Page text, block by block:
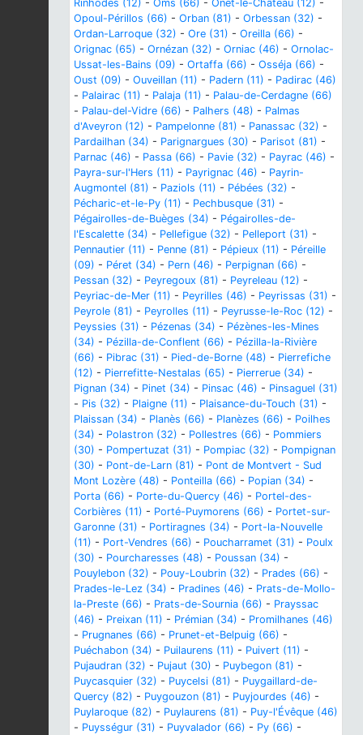
Rinhodes (12) - Oms (66) - Onet-le-Château (12) -
Opoul-Périllos (66) - Orban (81) - Orbessan (32) -
Ordan-Larroque (32) - Ore (31) - Oreilla (66) -
Orignac (65) - Ornézan (32) - Orniac (46) - Ornolac-
Ussat-les-Bains (09) - Ortaffa (66) - Osséja (66) -
Oust (09) - Ouveillan (11) - Padern (11) - Padirac (46)
- Palairac (11) - Palaja (11) - Palau-de-Cerdagne (66)
- Palau-del-Vidre (66) - Palhers (48) - Palmas
d'Aveyron (12) - Pampelonne (81) - Panassac (32) -
Pardailhan (34) - Parignargues (30) - Parisot (81) -
Parnac (46) - Passa (66) - Pavie (32) - Payrac (46) -
Payra-sur-l'Hers (11) - Payrignac (46) - Payrin-
Augmontel (81) - Paziols (11) - Pébées (32) -
Pécharic-et-le-Py (11) - Pechbusque (31) -
Pégairolles-de-Buèges (34) - Pégairolles-de-
l'Escalette (34) - Pellefigue (32) - Pelleport (31) -
Pennautier (11) - Penne (81) - Pépieux (11) - Péreille
(09) - Péret (34) - Pern (46) - Perpignan (66) -
Pessan (32) - Peyregoux (81) - Peyreleau (12) -
Peyriac-de-Mer (11) - Peyrilles (46) - Peyrissas (31) -
Peyrole (81) - Peyrolles (11) - Peyrusse-le-Roc (12) -
Peyssies (31) - Pézenas (34) - Pézènes-les-Mines
(34) - Pézilla-de-Conflent (66) - Pézilla-la-Rivière
(66) - Pibrac (31) - Pied-de-Borne (48) - Pierrefiche
(12) - Pierrefitte-Nestalas (65) - Pierrerue (34) -
Pignan (34) - Pinet (34) - Pinsac (46) - Pinsaguel (31)
- Pis (32) - Plaigne (11) - Plaisance-du-Touch (31) -
Plaissan (34) - Planès (66) - Planèzes (66) - Poilhes
(34) - Polastron (32) - Pollestres (66) - Pommiers
(30) - Pompertuzat (31) - Pompiac (32) - Pompignan
(30) - Pont-de-Larn (81) - Pont de Montvert - Sud
Mont Lozère (48) - Ponteilla (66) - Popian (34) -
Porta (66) - Porte-du-Quercy (46) - Portel-des-
Corbières (11) - Porté-Puymorens (66) - Portet-sur-
Garonne (31) - Portiragnes (34) - Port-la-Nouvelle
(11) - Port-Vendres (66) - Poucharramet (31) - Poulx
(30) - Pourcharesses (48) - Poussan (34) -
Pouylebon (32) - Pouy-Loubrin (32) - Prades (66) -
Prades-le-Lez (34) - Pradines (46) - Prats-de-Mollo-
la-Preste (66) - Prats-de-Sournia (66) - Prayssac
(46) - Preixan (11) - Prémian (34) - Promilhanes (46)
- Prugnanes (66) - Prunet-et-Belpuig (66) -
Puéchabon (34) - Puilaurens (11) - Puivert (11) -
Pujaudran (32) - Pujaut (30) - Puybegon (81) -
Puycasquier (32) - Puycelsi (81) - Puygaillard-de-
Quercy (82) - Puygouzon (81) - Puyjourdes (46) -
Puylaroque (82) - Puylaurens (81) - Puy-l'Évêque (46)
- Puysségur (31) - Puyvalador (66) - Py (66) -